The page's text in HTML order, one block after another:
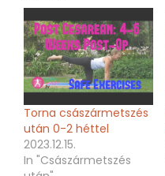
Torna császármetszés
után 0-2 héttel
2023.12.15.
In "Császármetszés